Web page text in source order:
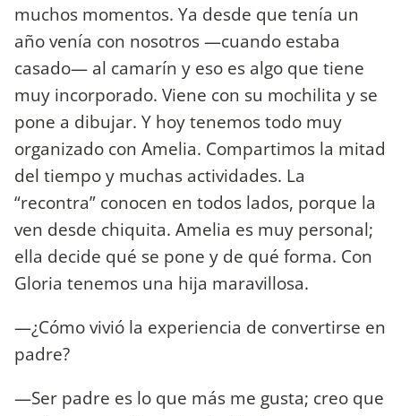
muchos momentos. Ya desde que tenía un
año venía con nosotros —cuando estaba
casado— al camarín y eso es algo que tiene
muy incorporado. Viene con su mochilita y se
pone a dibujar. Y hoy tenemos todo muy
organizado con Amelia. Compartimos la mitad
del tiempo y muchas actividades. La
“recontra” conocen en todos lados, porque la
ven desde chiquita. Amelia es muy personal;
ella decide qué se pone y de qué forma. Con
Gloria tenemos una hija maravillosa.
—¿Cómo vivió la experiencia de convertirse en
padre?
—Ser padre es lo que más me gusta; creo que